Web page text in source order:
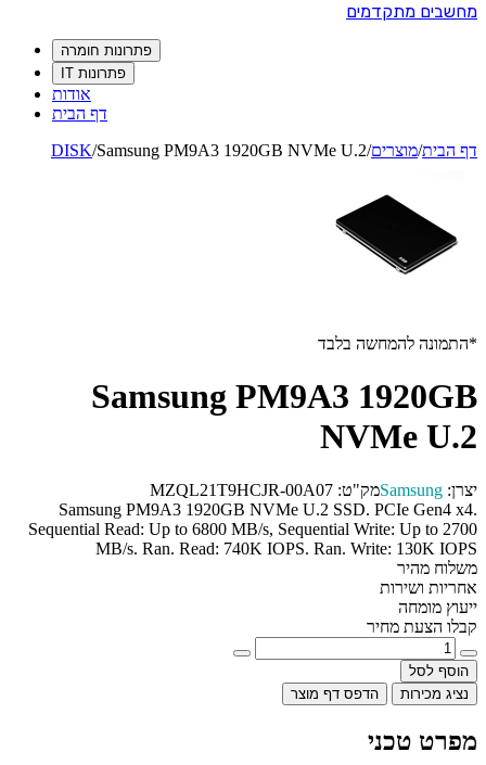
מחשבים מתקדמים
פתרונות חומרה
פתרונות IT
אודות
דף הבית
דף הבית/מוצרים/
DISK/Samsung PM9A3 1920GB NVMe U.2
*התמונה להמחשה בלבד
Samsung PM9A3 1920GB
NVMe U.2
יצרן: Samsungמק"ט: MZQL21T9HCJR-00A07
Samsung PM9A3 1920GB NVMe U.2 SSD. PCIe Gen4 x4.
Sequential Read: Up to 6800 MB/s, Sequential Write: Up to 2700
MB/s. Ran. Read: 740K IOPS. Ran. Write: 130K IOPS
משלוח מהיר
אחריות ושירות
ייעוץ מומחה
קבלו הצעת מחיר
הוסף לסל
נציג מכירות
הדפס דף מוצר
מפרט טכני